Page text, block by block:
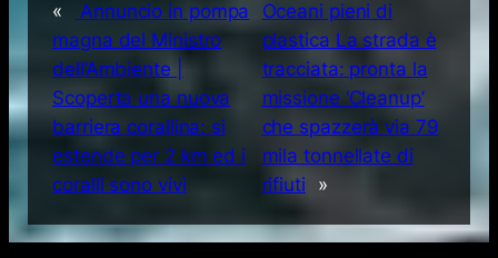
«
Annuncio in pompa
magna del Ministro
dell’Ambiente |
Scoperta una nuova
barriera corallina: si
estende per 2 km ed i
coralli sono vivi
Oceani pieni di
plastica La strada è
tracciata: pronta la
missione ‘Cleanup’
che spazzerà via 79
mila tonnellate di
rifiuti
»